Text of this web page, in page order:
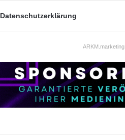
Datenschutzerklärung
ARKM.marketing